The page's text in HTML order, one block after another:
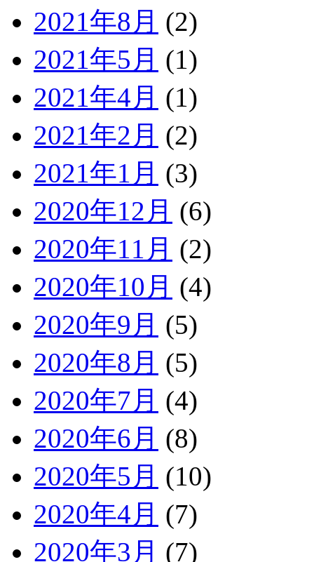
2021年8月 (2)
2021年5月 (1)
2021年4月 (1)
2021年2月 (2)
2021年1月 (3)
2020年12月 (6)
2020年11月 (2)
2020年10月 (4)
2020年9月 (5)
2020年8月 (5)
2020年7月 (4)
2020年6月 (8)
2020年5月 (10)
2020年4月 (7)
2020年3月 (7)